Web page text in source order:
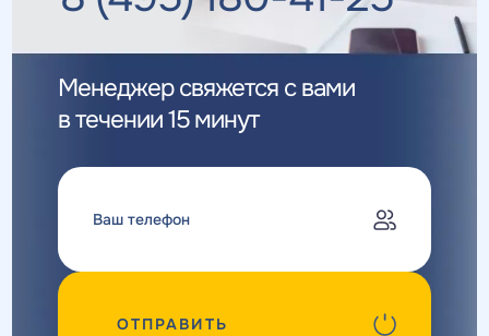
Менеджер свяжется с вами
в течении 15 минут
ОТПРАВИТЬ